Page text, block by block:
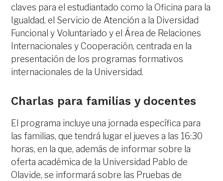
claves para el estudiantado como la Oficina para la
Igualdad, el Servicio de Atención a la Diversidad
Funcional y Voluntariado y el Área de Relaciones
Internacionales y Cooperación, centrada en la
presentación de los programas formativos
internacionales de la Universidad.
Charlas para familias y docentes
El programa incluye una jornada específica para
las familias, que tendrá lugar el jueves a las 16:30
horas, en la que, además de informar sobre la
oferta académica de la Universidad Pablo de
Olavide, se informará sobre las Pruebas de